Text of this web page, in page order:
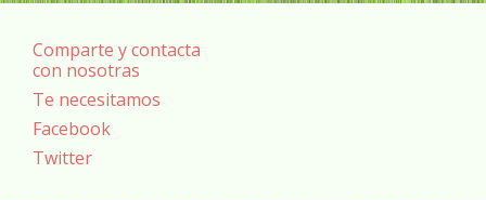
Comparte y contacta
con nosotras
Te necesitamos
Facebook
Twitter